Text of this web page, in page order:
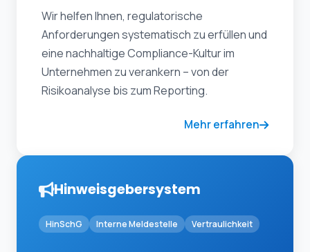
Wir helfen Ihnen, regulatorische
Anforderungen systematisch zu erfüllen und
eine nachhaltige Compliance-Kultur im
Unternehmen zu verankern – von der
Risikoanalyse bis zum Reporting.
Mehr erfahren
Hinweisgebersystem
HinSchG Interne Meldestelle Vertraulichkeit